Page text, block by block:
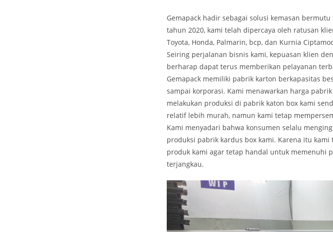
Gemapack hadir sebagai solusi kemasan
tahun 2020, kami telah dipercaya oleh ratusan
Toyota, Honda, Palmarin, bcp, dan Kurnia
Seiring perjalanan bisnis kami, kepuasan klien
berharap dapat terus memberikan pelayanan
Gemapack memiliki pabrik karton berkapasitas
sampai korporasi. Kami menawarkan harga
melakukan produksi di pabrik katon box kami
relatif lebih murah, namun kami tetap
Kami menyadari bahwa konsumen selalu
produksi pabrik kardus box kami. Karena itu
produk kami agar tetap handal untuk memenuhi
terjangkau.